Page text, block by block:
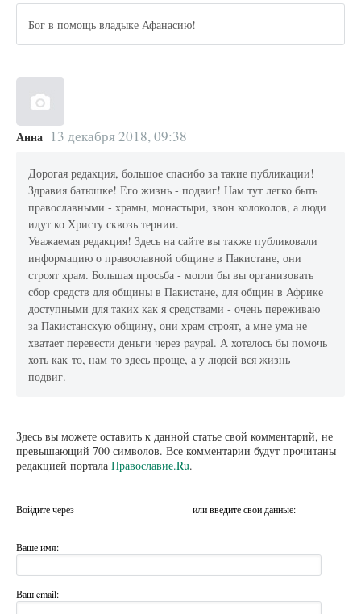
Бог в помощь владыке Афанасию!
Анна 13 декабря 2018, 09:38
Дорогая редакция, большое спасибо за такие публикации!
Здравия батюшке! Его жизнь - подвиг! Нам тут легко быть
православными - храмы, монастыри, звон колоколов, а люди
идут ко Христу сквозь тернии.
Уважаемая редакция! Здесь на сайте вы также публиковали
информацию о православной общине в Пакистане, они
строят храм. Большая просьба - могли бы вы организовать
сбор средств для общины в Пакистане, для общин в Африке
доступными для таких как я средствами - очень переживаю
за Пакистанскую общину, они храм строят, а мне ума не
хватает перевести деньги через paypal. А хотелось бы помочь
хоть как-то, нам-то здесь проще, а у людей вся жизнь -
подвиг.
Здесь вы можете оставить к данной статье свой комментарий, не
превышающий 700 символов. Все комментарии будут прочитаны
редакцией портала Православие.Ru.
Войдите через или введите свои данные:
Ваше имя:
Ваш email: